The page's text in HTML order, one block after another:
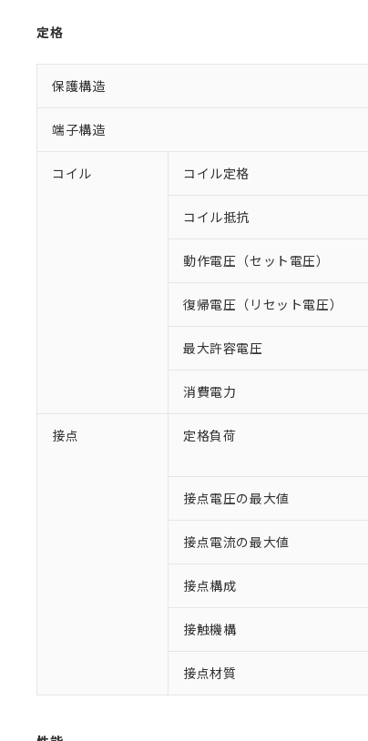
定格
保護構造
端子構造
コイル コイル定格
コイル抵抗
動作電圧（セット電圧）
復帰電圧（リセット電圧）
最大許容電圧
消費電力
接点 定格負荷
接点電圧の最大値
接点電流の最大値
接点構成
接触機構
接点材質
ご利
対応済
対応予定
対応予定
仕入先様
があります
※1 中国